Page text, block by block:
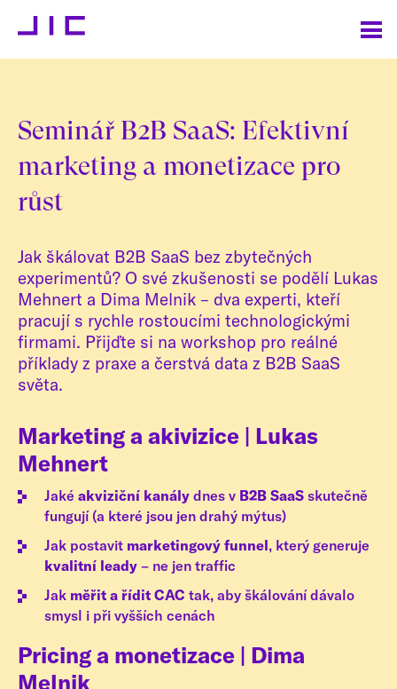
Seminář B2B SaaS: Efektivní
marketing a monetizace pro
růst
Jak škálovat B2B SaaS bez zbytečných
experimentů? O své zkušenosti se podělí Lukas
Mehnert a Dima Melnik – dva experti, kteří
pracují s rychle rostoucími technologickými
firmami. Přijďte si na workshop pro reálné
příklady z praxe a čerstvá data z B2B SaaS
světa.
Marketing a akivizice | Lukas
Mehnert
Jaké akviziční kanály dnes v B2B SaaS skutečně
fungují (a které jsou jen drahý mýtus)
Jak postavit marketingový funnel, který generuje
kvalitní leady – ne jen traffic
Jak měřit a řídit CAC tak, aby škálování dávalo
smysl i při vyšších cenách
Pricing a monetizace | Dima
Melnik